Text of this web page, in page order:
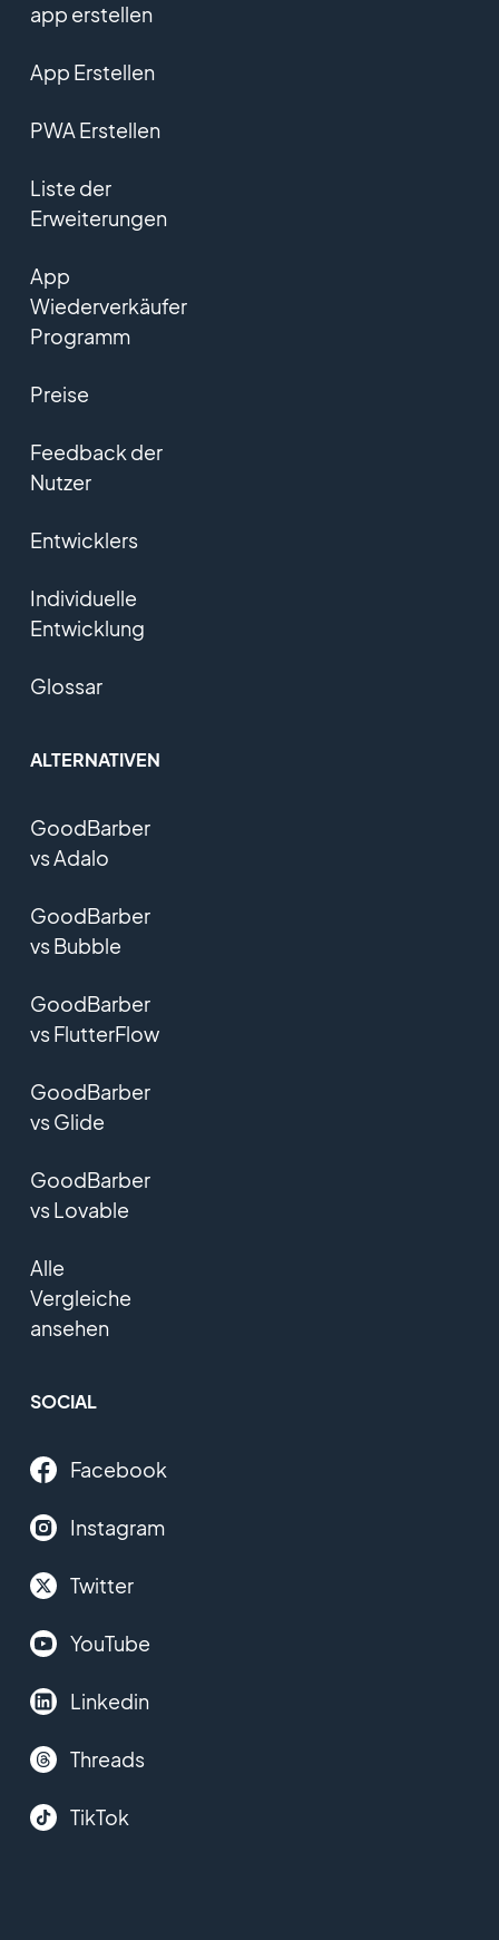
app erstellen
App Erstellen
PWA Erstellen
Liste der
Erweiterungen
App
Wiederverkäufer
Programm
Preise
Feedback der
Nutzer
Entwicklers
Individuelle
Entwicklung
Glossar
ALTERNATIVEN
GoodBarber
vs Adalo
GoodBarber
vs Bubble
GoodBarber
vs FlutterFlow
GoodBarber
vs Glide
GoodBarber
vs Lovable
Alle
Vergleiche
ansehen
SOCIAL
Facebook
Instagram
Twitter
YouTube
Linkedin
Threads
TikTok